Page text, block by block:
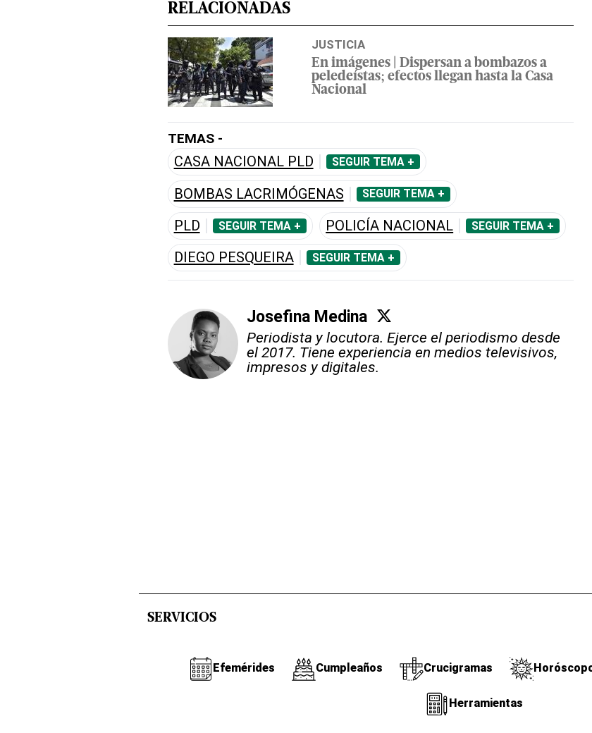
RELACIONADAS
JUSTICIA
En imágenes | Dispersan a bombazos a
peledeístas; efectos llegan hasta la Casa
Nacional
TEMAS -
CASA NACIONAL PLD SEGUIR TEMA +
BOMBAS LACRIMÓGENAS SEGUIR TEMA +
PLD SEGUIR TEMA + POLICÍA NACIONAL SEGUIR TEMA +
DIEGO PESQUEIRA SEGUIR TEMA +
Josefina Medina
Periodista y locutora. Ejerce el periodismo desde
el 2017. Tiene experiencia en medios televisivos,
impresos y digitales.
SERVICIOS
Efemérides Cumpleaños Crucigramas
Herramientas